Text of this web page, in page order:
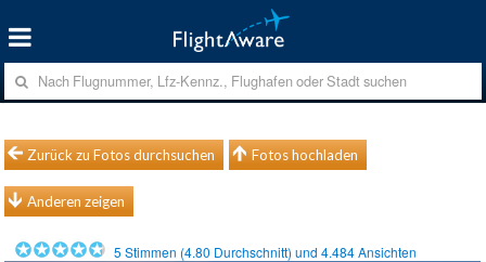
Zurück zu Fotos durchsuchen Fotos hochladen
Anderen zeigen
5 Stimmen (4.80 Durchschnitt) und4.484Ansichten